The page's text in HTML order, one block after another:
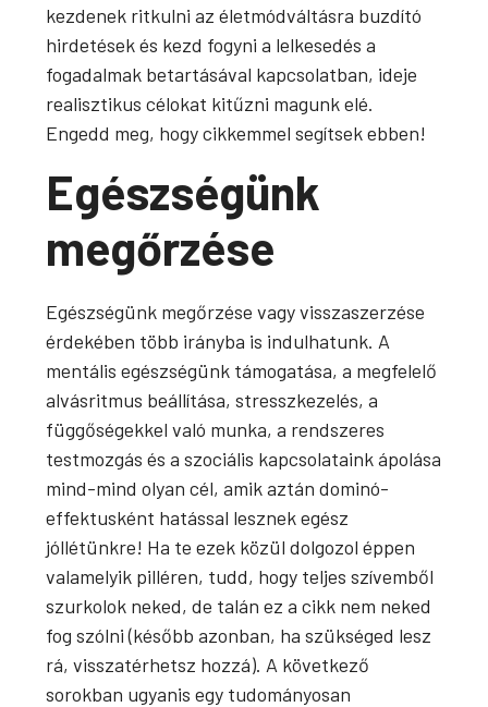
kezdenek ritkulni az életmódváltásra buzdító
hirdetések és kezd fogyni a lelkesedés a
fogadalmak betartásával kapcsolatban, ideje
realisztikus célokat kitűzni magunk elé.
Engedd meg, hogy cikkemmel segítsek ebben!
Egészségünk
megőrzése
Egészségünk megőrzése vagy visszaszerzése
érdekében több irányba is indulhatunk. A
mentális egészségünk támogatása, a megfelelő
alvásritmus beállítása, stresszkezelés, a
függőségekkel való munka, a rendszeres
testmozgás és a szociális kapcsolataink ápolása
mind-mind olyan cél, amik aztán dominó-
effektusként hatással lesznek egész
jóllétünkre! Ha te ezek közül dolgozol éppen
valamelyik pilléren, tudd, hogy teljes szívemből
szurkolok neked, de talán ez a cikk nem neked
fog szólni (később azonban, ha szükséged lesz
rá, visszatérhetsz hozzá). A következő
sorokban ugyanis egy tudományosan